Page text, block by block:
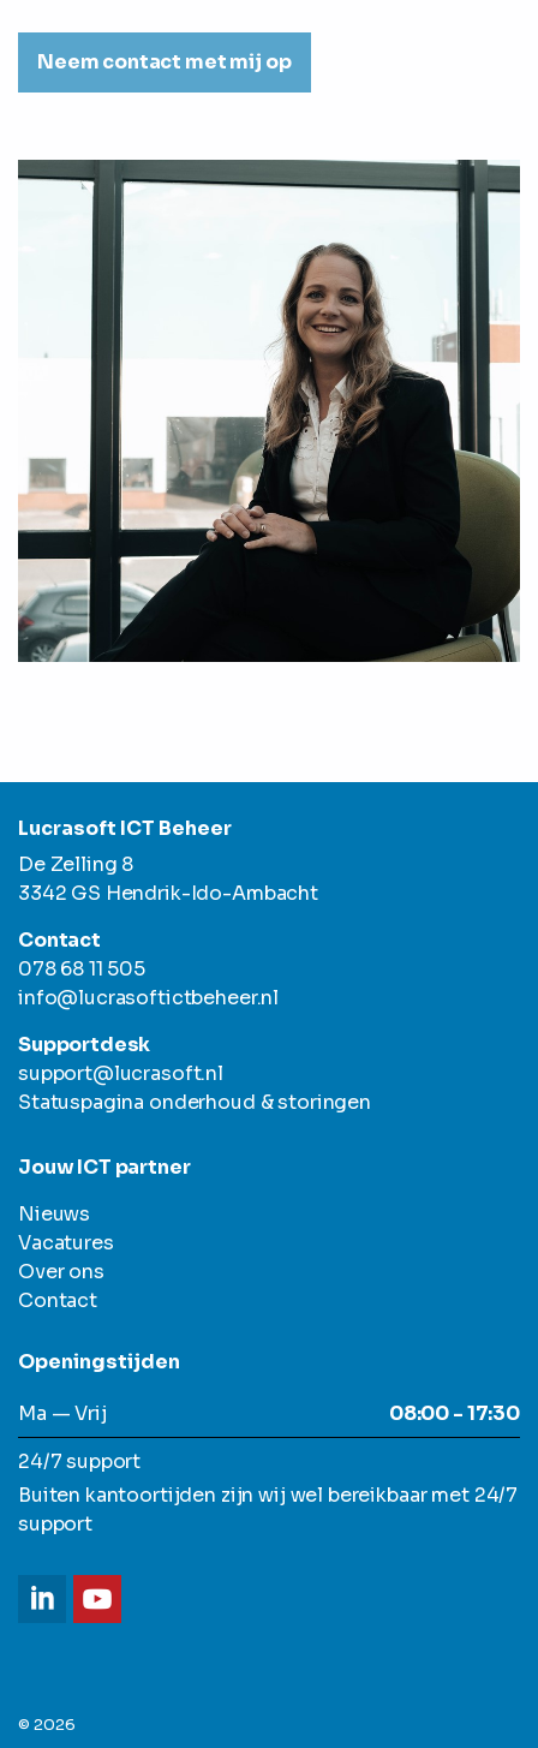
Lucrasoft ICT Beheer
De Zelling 8
3342 GS Hendrik-Ido-Ambacht
Contact
078 68 11 505
info@lucrasoftictbeheer.nl
Supportdesk
support@lucrasoft.nl
Statuspagina onderhoud & storingen
Jouw ICT partner
Nieuws
Vacatures
Over ons
Contact
Openingstijden
Ma — Vrij
08:00 - 17:30
24/7 support
Buiten kantoortijden zijn wij wel bereikbaar met 24/7
support
© 2026